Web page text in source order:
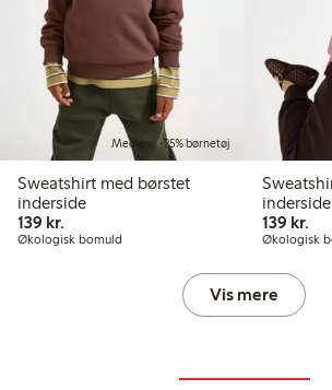
Medlem: -25% børnetøj
Sweatshirt med børstet
inderside
139 kr.
Økologisk bomuld
inderside
139 kr.
Økologisk
Vis mere